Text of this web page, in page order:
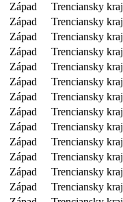
Západ
Trenciansky kraj
Západ
Trenciansky kraj
Západ
Trenciansky kraj
Západ
Trenciansky kraj
Západ
Trenciansky kraj
Západ
Trenciansky kraj
Západ
Trenciansky kraj
Západ
Trenciansky kraj
Západ
Trenciansky kraj
Západ
Trenciansky kraj
Západ
Trenciansky kraj
Západ
Trenciansky kraj
Západ
Trenciansky kraj